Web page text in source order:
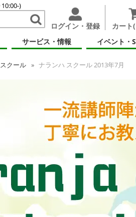
)
ログイン・登録 カート
サービス・情報 イベント・
クール ナランハ スクール 2013年7月